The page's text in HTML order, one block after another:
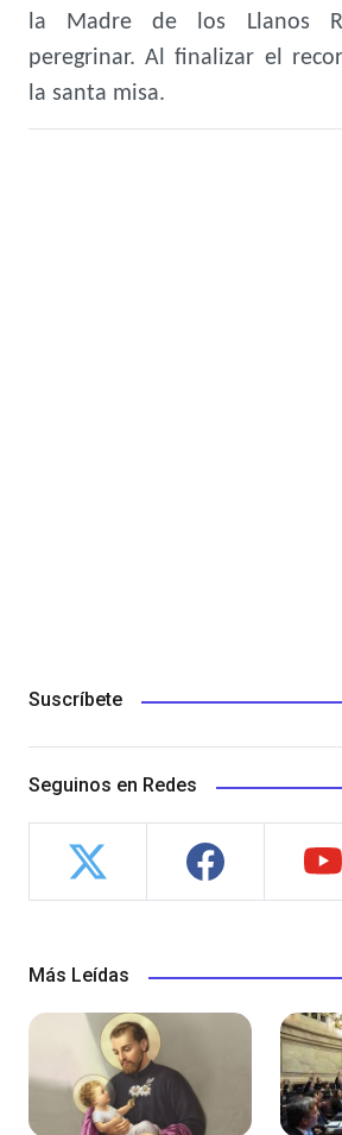
la Madre de los Llanos
peregrinar. Al finalizar el
la santa misa.
Suscríbete
Seguinos en Redes
Más Leídas